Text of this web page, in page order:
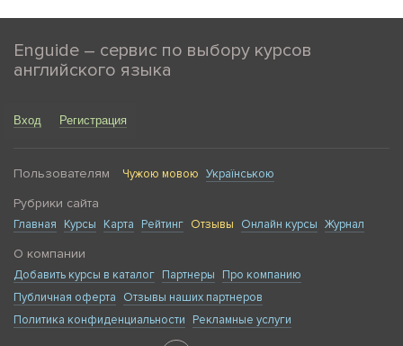
Enguide – сервис по выбору курсов
английского языка
Вход Регистрация
Пользователям Чужою мовою Українською
Рубрики сайта
Главная Курсы Карта Рейтинг Отзывы Онлайн курсы Журнал
О компании
Добавить курсы в каталог Партнеры
Про компанию
Публичная оферта
Отзывы наших партнеров
Политика конфиденциальности
Рекламные услуги